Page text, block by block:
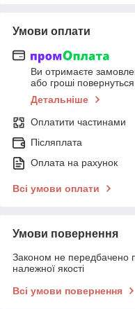
Умови оплати
Ви отримаєте
або гроші
Детальніше
Оплатити частинами
Післяплата
Оплата на рахунок
Всі умови оплати
Умови повернення
Законом не передбачено
належної якості
Всі умови повернення